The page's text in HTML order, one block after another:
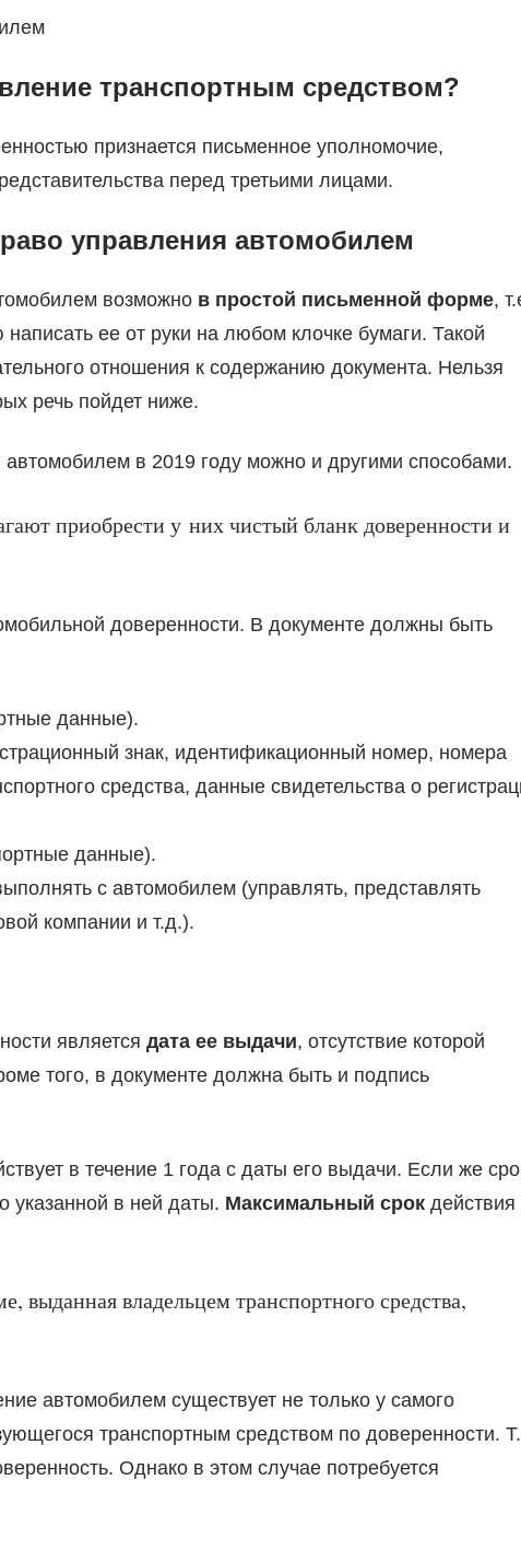
транспортным средством?
признается письменное уполномочие,
перед третьими лицами.
управления автомобилем
возможно в простой письменной форме,
ее от руки на любом клочке бумаги. Такой
отношения к содержанию документа. Нельзя
речь пойдет ниже.
в 2019 году можно и другими способами.
приобрести у них чистый бланк доверенности и
доверенности. В документе должны быть
данные).
знак, идентификационный номер, номера
средства, данные свидетельства о
данные).
с автомобилем (управлять, представлять
компании и т.д.).
является дата ее выдачи, отсутствие которой
того, в документе должна быть и подпись
в течение 1 года с даты его выдачи. Если же
указанной в ней даты. Максимальный срокдействия
выданная владельцем транспортного средства,
автомобилем существует не только у самого
транспортным средством по доверенности.
Однако в этом случае потребуется